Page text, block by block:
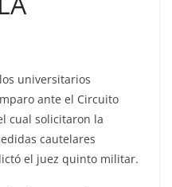
universitarios
ante el Circuito
cual solicitaron la
cautelares
el juez quinto militar.